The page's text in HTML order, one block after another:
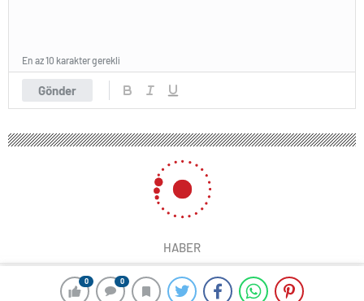
0 0
Gönder
En az 10 karakter gerekli
HABER